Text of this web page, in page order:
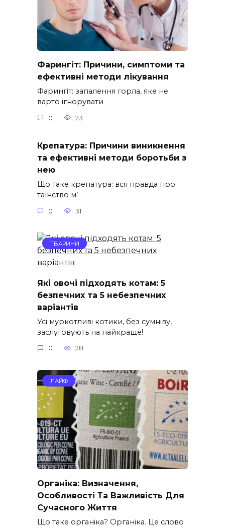
Фарингіт: Причини, симптоми та
ефективні методи лікування
Фарингіт: запалення горла, яке не
варто ігнорувати
0 23
Крепатура: Причини виникнення
та ефективні методи боротьби з
нею
Що таке крепатура: вся правда про
таїнство м’
0 31
ТВАРИНИ
Які овочі підходять котам: 5
безпечних та 5 небезпечних
варіантів
Усі муркотливі котики, без сумніву,
заслуговують на найкраще!
0 28
ЛАЙФ
Органіка: Визначення,
Особливості Та Важливість Для
Сучасного Життя
Що таке органіка? Органіка. Це слово